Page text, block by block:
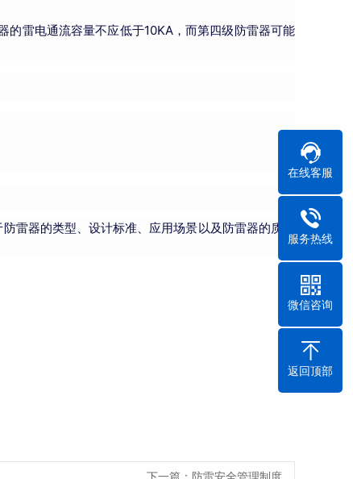
的雷电通流容量不应低于10KA，而第四级防雷器可能
雷器的类型、设计标准、应用场景以及防雷器的质量
在线客服
服务热线
微信咨询
返回顶部